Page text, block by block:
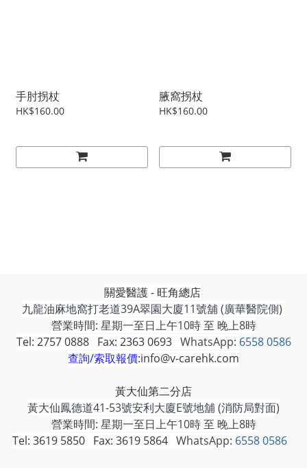
手肘拐杖
HK$160.00
腋窩拐杖
HK$160.00
關愛醫護 - 旺角總店
九龍油麻地窩打老道39A翠園大廈11號舖 (廣華醫院側)
營業時間: 星期一至日上午10時 至 晚上8時
Tel: 2757 0888 Fax: 2363 0693WhatsApp: 6558 0586
查詢/索取報價:info@v-carehk.com
黃大仙第二分店
黃大仙鳳德道41-53號安利大廈E號地舖 (消防局對面)
營業時間: 星期一至日上午10時 至 晚上8時
Tel: 3619 5850 Fax: 3619 5864WhatsApp: 6558 0586